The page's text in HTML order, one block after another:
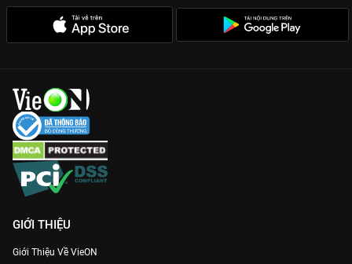
GIỚI THIỆU
Giới Thiệu Về VieON